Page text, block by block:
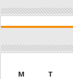
M
T